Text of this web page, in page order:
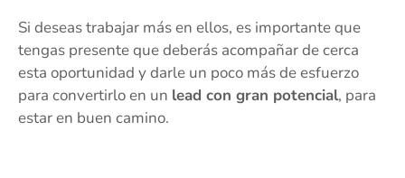
Si deseas trabajar más en ellos, es importante que
tengas presente que deberás acompañar de cerca
esta oportunidad y darle un poco más de esfuerzo
para convertirlo en un lead con gran potencial, para
estar en buen camino.